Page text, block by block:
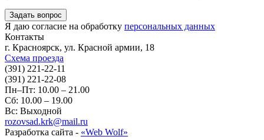
Я даю согласие на обработку персональных данных
Контакты
г. Красноярск, ул. Красной армии, 18
Схема проезда
(391) 221-22-11
(391) 221-22-08
Пн–Пт: 10.00 – 21.00
Сб: 10.00 – 19.00
Вс: Выходной
rozovsad.krk@mail.ru
Разработка сайта - «Web Wolf»